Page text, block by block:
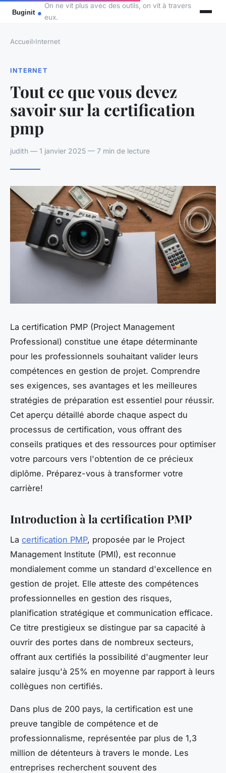
On ne vit plus avec des outils, on vit à travers
eux.
Accueil›Internet
INTERNET
Tout ce que vous devez
savoir sur la certification
pmp
judith — 1 janvier 2025 — 7 min de lecture
La certification PMP (Project Management
Professional) constitue une étape déterminante
pour les professionnels souhaitant valider leurs
compétences en gestion de projet. Comprendre
ses exigences, ses avantages et les meilleures
stratégies de préparation est essentiel pour réussir.
Cet aperçu détaillé aborde chaque aspect du
processus de certification, vous offrant des
conseils pratiques et des ressources pour optimiser
votre parcours vers l'obtention de ce précieux
diplôme. Préparez-vous à transformer votre
carrière!
Introduction à la certification PMP
La certification PMP, proposée par le Project
Management Institute (PMI), est reconnue
mondialement comme un standard d'excellence en
gestion de projet. Elle atteste des compétences
professionnelles en gestion des risques,
planification stratégique et communication efficace.
Ce titre prestigieux se distingue par sa capacité à
ouvrir des portes dans de nombreux secteurs,
offrant aux certifiés la possibilité d'augmenter leur
salaire jusqu'à 25% en moyenne par rapport à leurs
collègues non certifiés.
Dans plus de 200 pays, la certification est une
preuve tangible de compétence et de
professionnalisme, représentée par plus de 1,3
million de détenteurs à travers le monde. Les
entreprises recherchent souvent des